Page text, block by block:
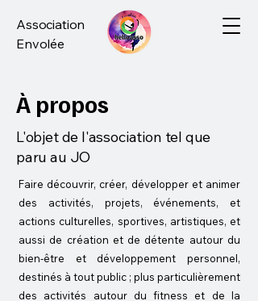
Association
Envolée
À propos
L'objet de l'association tel que
paru au JO
Faire découvrir, créer, développer et animer
des activités, projets, événements, et
actions culturelles, sportives, artistiques, et
aussi de création et de détente autour du
bien-être et développement personnel,
destinés à tout public ; plus particulièrement
des activités autour du fitness et de la